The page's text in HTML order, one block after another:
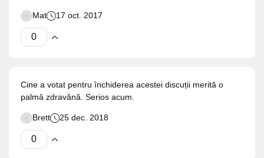
Mat 17 oct. 2017
Cine a votat pentru închiderea acestei discuții merită o
palmă zdravănă. Serios acum.
Brett 25 dec. 2018